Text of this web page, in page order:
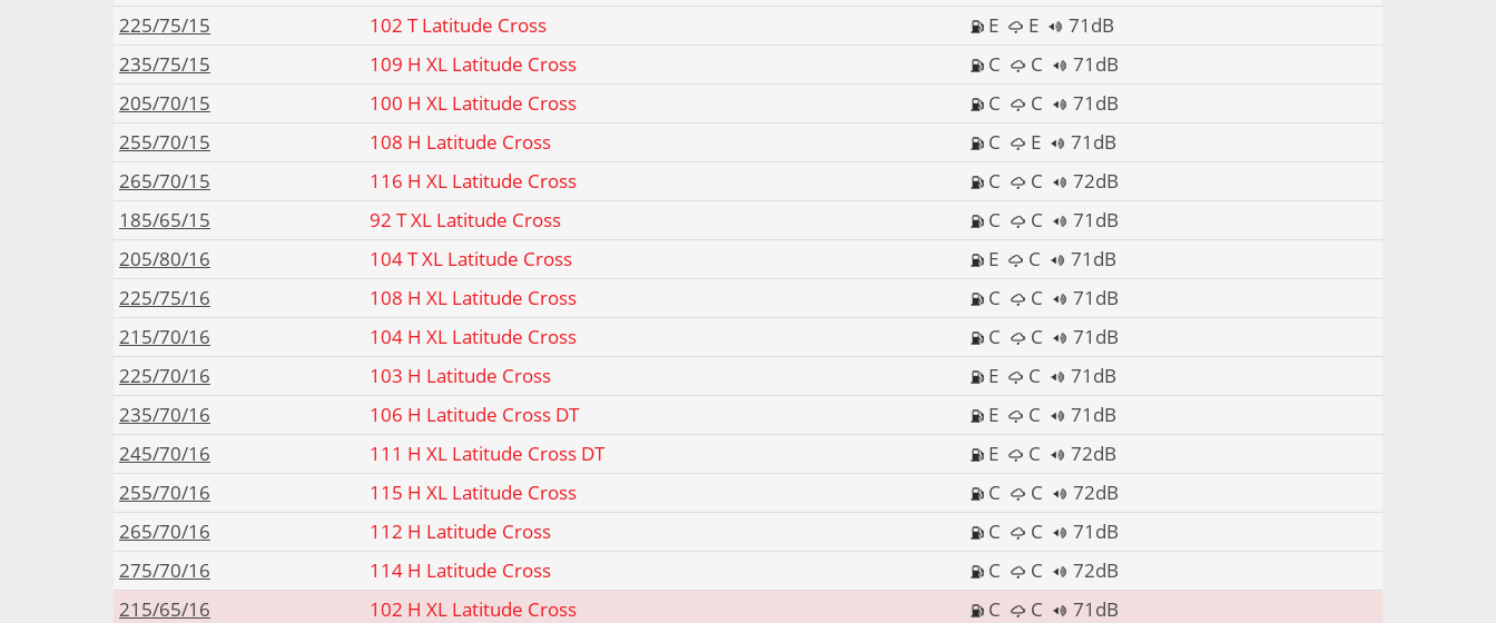
225/75/15
102 T Latitude Cross E E
71dB
235/75/15
109 H XL Latitude Cross C C
71dB
205/70/15
100 H XL Latitude Cross C C
71dB
255/70/15
108 H Latitude Cross C E
71dB
265/70/15
116 H XL Latitude Cross C C
72dB
185/65/15
92 T XL Latitude Cross C C
71dB
205/80/16
104 T XL Latitude Cross E C
71dB
225/75/16
108 H XL Latitude Cross C C
71dB
215/70/16
104 H XL Latitude Cross C C
71dB
225/70/16
103 H Latitude Cross E C
71dB
235/70/16
106 H Latitude Cross DT E C
71dB
245/70/16
111 H XL Latitude Cross DT E C
72dB
255/70/16
115 H XL Latitude Cross C C
72dB
265/70/16
112 H Latitude Cross C C
71dB
275/70/16
114 H Latitude Cross C C
72dB
215/65/16
102 H XL Latitude Cross C C
71dB